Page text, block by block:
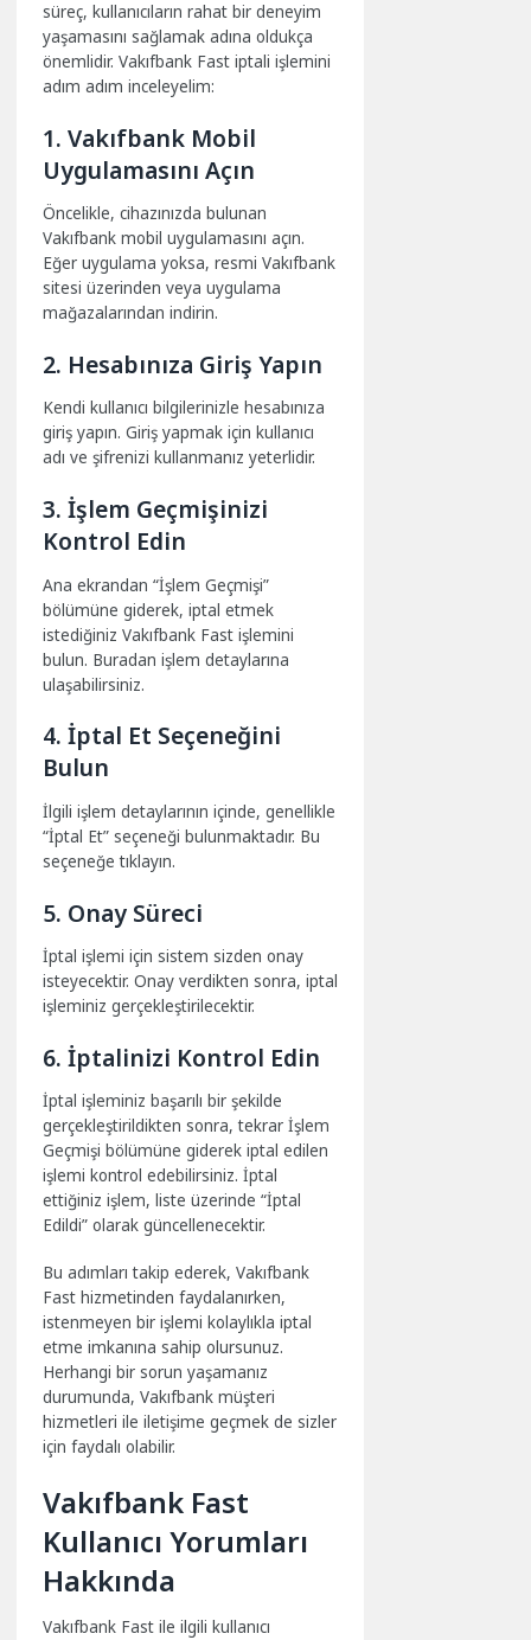
süreç, kullanıcıların rahat bir deneyim
yaşamasını sağlamak adına oldukça
önemlidir. Vakıfbank Fast iptali işlemini
adım adım inceleyelim:
1. Vakıfbank Mobil
Uygulamasını Açın
Öncelikle, cihazınızda bulunan
Vakıfbank mobil uygulamasını açın.
Eğer uygulama yoksa, resmi Vakıfbank
sitesi üzerinden veya uygulama
mağazalarından indirin.
2. Hesabınıza Giriş Yapın
Kendi kullanıcı bilgilerinizle hesabınıza
giriş yapın. Giriş yapmak için kullanıcı
adı ve şifrenizi kullanmanız yeterlidir.
3. İşlem Geçmişinizi
Kontrol Edin
Ana ekrandan “İşlem Geçmişi”
bölümüne giderek, iptal etmek
istediğiniz Vakıfbank Fast işlemini
bulun. Buradan işlem detaylarına
ulaşabilirsiniz.
4. İptal Et Seçeneğini
Bulun
İlgili işlem detaylarının içinde, genellikle
“İptal Et” seçeneği bulunmaktadır. Bu
seçeneğe tıklayın.
5. Onay Süreci
İptal işlemi için sistem sizden onay
isteyecektir. Onay verdikten sonra, iptal
işleminiz gerçekleştirilecektir.
6. İptalinizi Kontrol Edin
İptal işleminiz başarılı bir şekilde
gerçekleştirildikten sonra, tekrar İşlem
Geçmişi bölümüne giderek iptal edilen
işlemi kontrol edebilirsiniz. İptal
ettiğiniz işlem, liste üzerinde “İptal
Edildi” olarak güncellenecektir.
Bu adımları takip ederek, Vakıfbank
Fast hizmetinden faydalanırken,
istenmeyen bir işlemi kolaylıkla iptal
etme imkanına sahip olursunuz.
Herhangi bir sorun yaşamanız
durumunda, Vakıfbank müşteri
hizmetleri ile iletişime geçmek de sizler
için faydalı olabilir.
Vakıfbank Fast
Kullanıcı Yorumları
Hakkında
Vakıfbank Fast ile ilgili kullanıcı